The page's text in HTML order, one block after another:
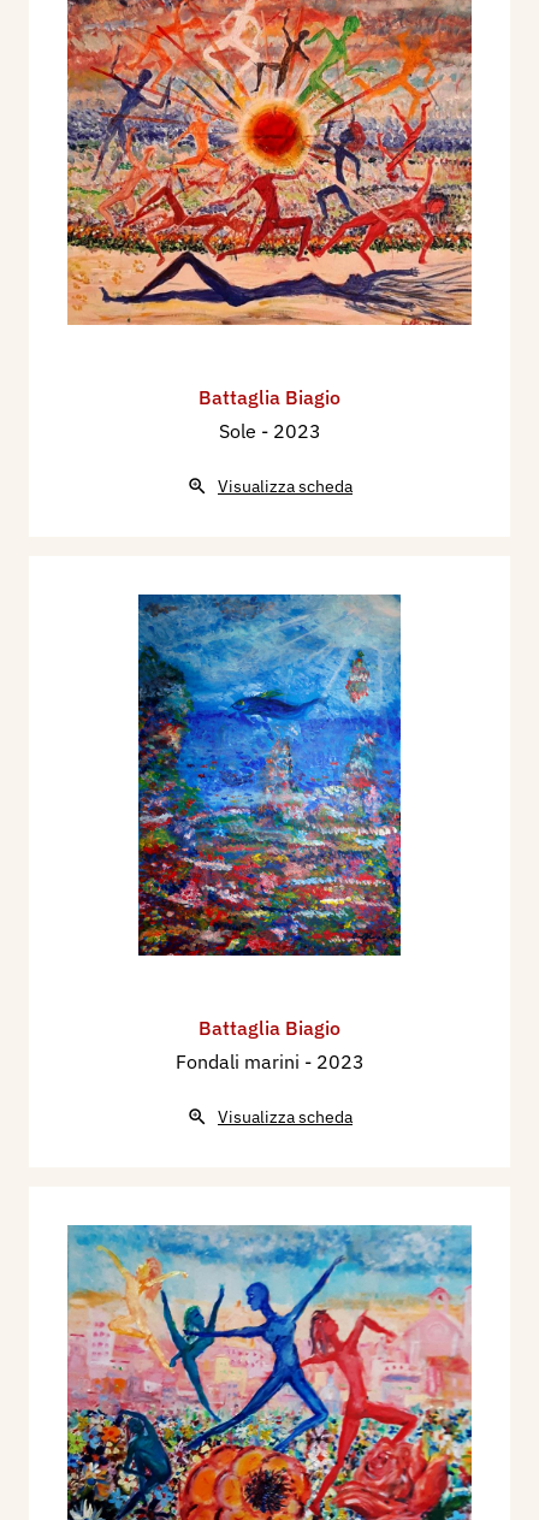
Battaglia Biagio
Sole - 2023
Visualizza scheda
Battaglia Biagio
Fondali marini - 2023
Visualizza scheda